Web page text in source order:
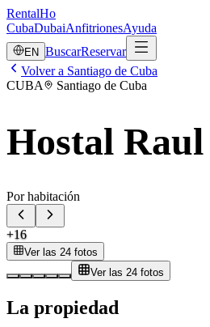
RentalHo
CubaDubaiAnfitrionesAyuda
EN BuscarReservar
Volver a Santiago de Cuba
CUBA
Santiago de Cuba
Hostal
Por habitación
+16
Ver las 24 fotos
Ver las 24 fotos
La propiedad